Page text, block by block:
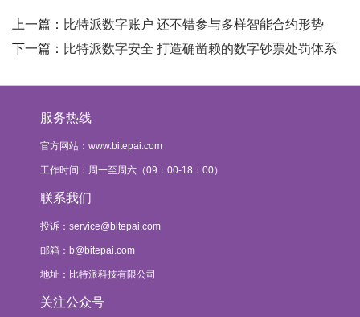
上一篇： 比特派数字账户 还不错参与多样智能合约形势
下一篇： 比特派数字安全 打造确凿赖的数字钞票处罚体系
服务热线
官方网站：www.bitepai.com
工作时间：周一至周六（09：00-18：00）
联系我们
投诉： service@bitepai.com
邮箱： b@bitepai.com
地址：比特派科技有限公司
关注公众号